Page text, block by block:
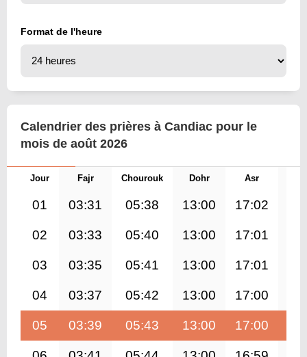
Format de l'heure
Calendrier des prières à Candiac pour le
mois de août 2026
Jour Fajr Chourouk Dohr Asr
01 03:31 05:38 13:00 17:02
02 03:33 05:40 13:00 17:01
03 03:35 05:41 13:00 17:01
04 03:37 05:42 13:00 17:00
05 03:39 05:43 13:00 17:00